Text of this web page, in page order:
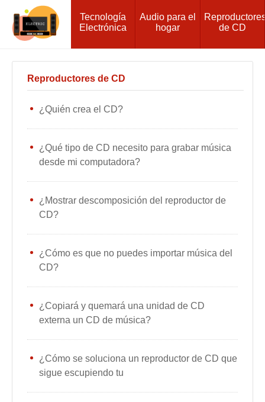
Tecnología
Electrónica
Audio para el
hogar
de CD
Reproductores de CD
¿Quién crea el CD?
¿Qué tipo de CD necesito para grabar música
desde mi computadora?
¿Mostrar descomposición del reproductor de
CD?
¿Cómo es que no puedes importar música del
CD?
¿Copiará y quemará una unidad de CD
externa un CD de música?
¿Cómo se soluciona un reproductor de CD que
sigue escupiendo tu